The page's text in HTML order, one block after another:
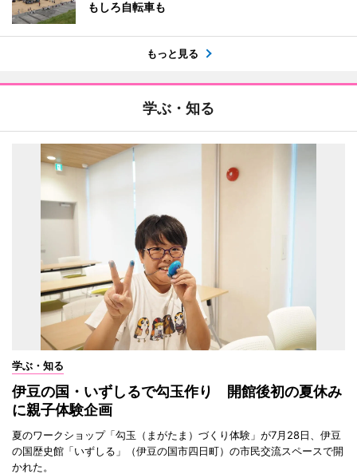
もしろ自転車も
もっと見る
学ぶ・知る
学ぶ・知る
伊豆の国・いずしるで勾玉作り 開館後初の夏休み
に親子体験企画
夏のワークショップ「勾玉（まがたま）づくり体験」が7月28日、伊豆
の国歴史館「いずしる」（伊豆の国市四日町）の市民交流スペースで開
かれた。